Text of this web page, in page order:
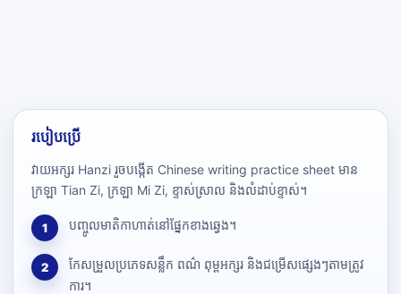
របៀបប្រើ
វាយអក្សរ Hanzi រួចបង្កើត Chinese writing practice sheet មាន
ក្រឡា Tian Zi, ក្រឡា Mi Zi, ខ្ទាស់ស្រាល និងលំដាប់ខ្ទាស់។
1 បញ្ចូលមាតិកាហាត់នៅផ្នែកខាងឆ្វេង។
2
កែសម្រួលប្រភេទសន្លឹក ពណ៌ ពុម្ពអក្សរ និងជម្រើសផ្សេងៗតាមត្រូវ
ការ។